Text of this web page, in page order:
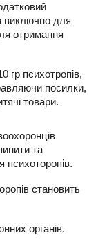
виключно для
отримання
гр психотропів,
посилки,
товари.
та
психоторопів.
становить
органів.